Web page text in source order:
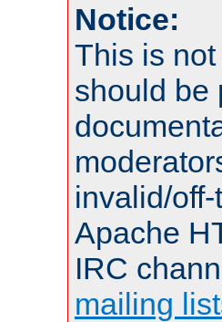
Notice:
This is
should be
invalid/
Apache
IRC
mailing